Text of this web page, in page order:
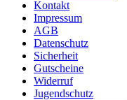
Kontakt
Impressum
AGB
Datenschutz
Sicherheit
Gutscheine
Widerruf
Jugendschutz